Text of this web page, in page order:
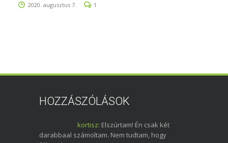
2020. augusztus 7. 1
HOZZÁSZÓLÁSOK
kortisz: Elszúrtam! Én csak két
darabbaal számoltam. Nem tudtam, hogy